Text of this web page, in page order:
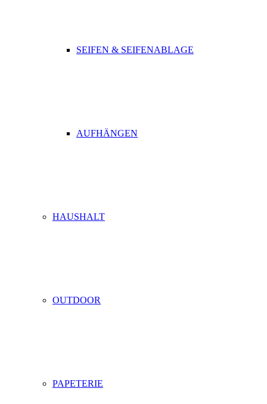
SEIFEN & SEIFENABLAGE
AUFHÄNGEN
HAUSHALT
OUTDOOR
PAPETERIE